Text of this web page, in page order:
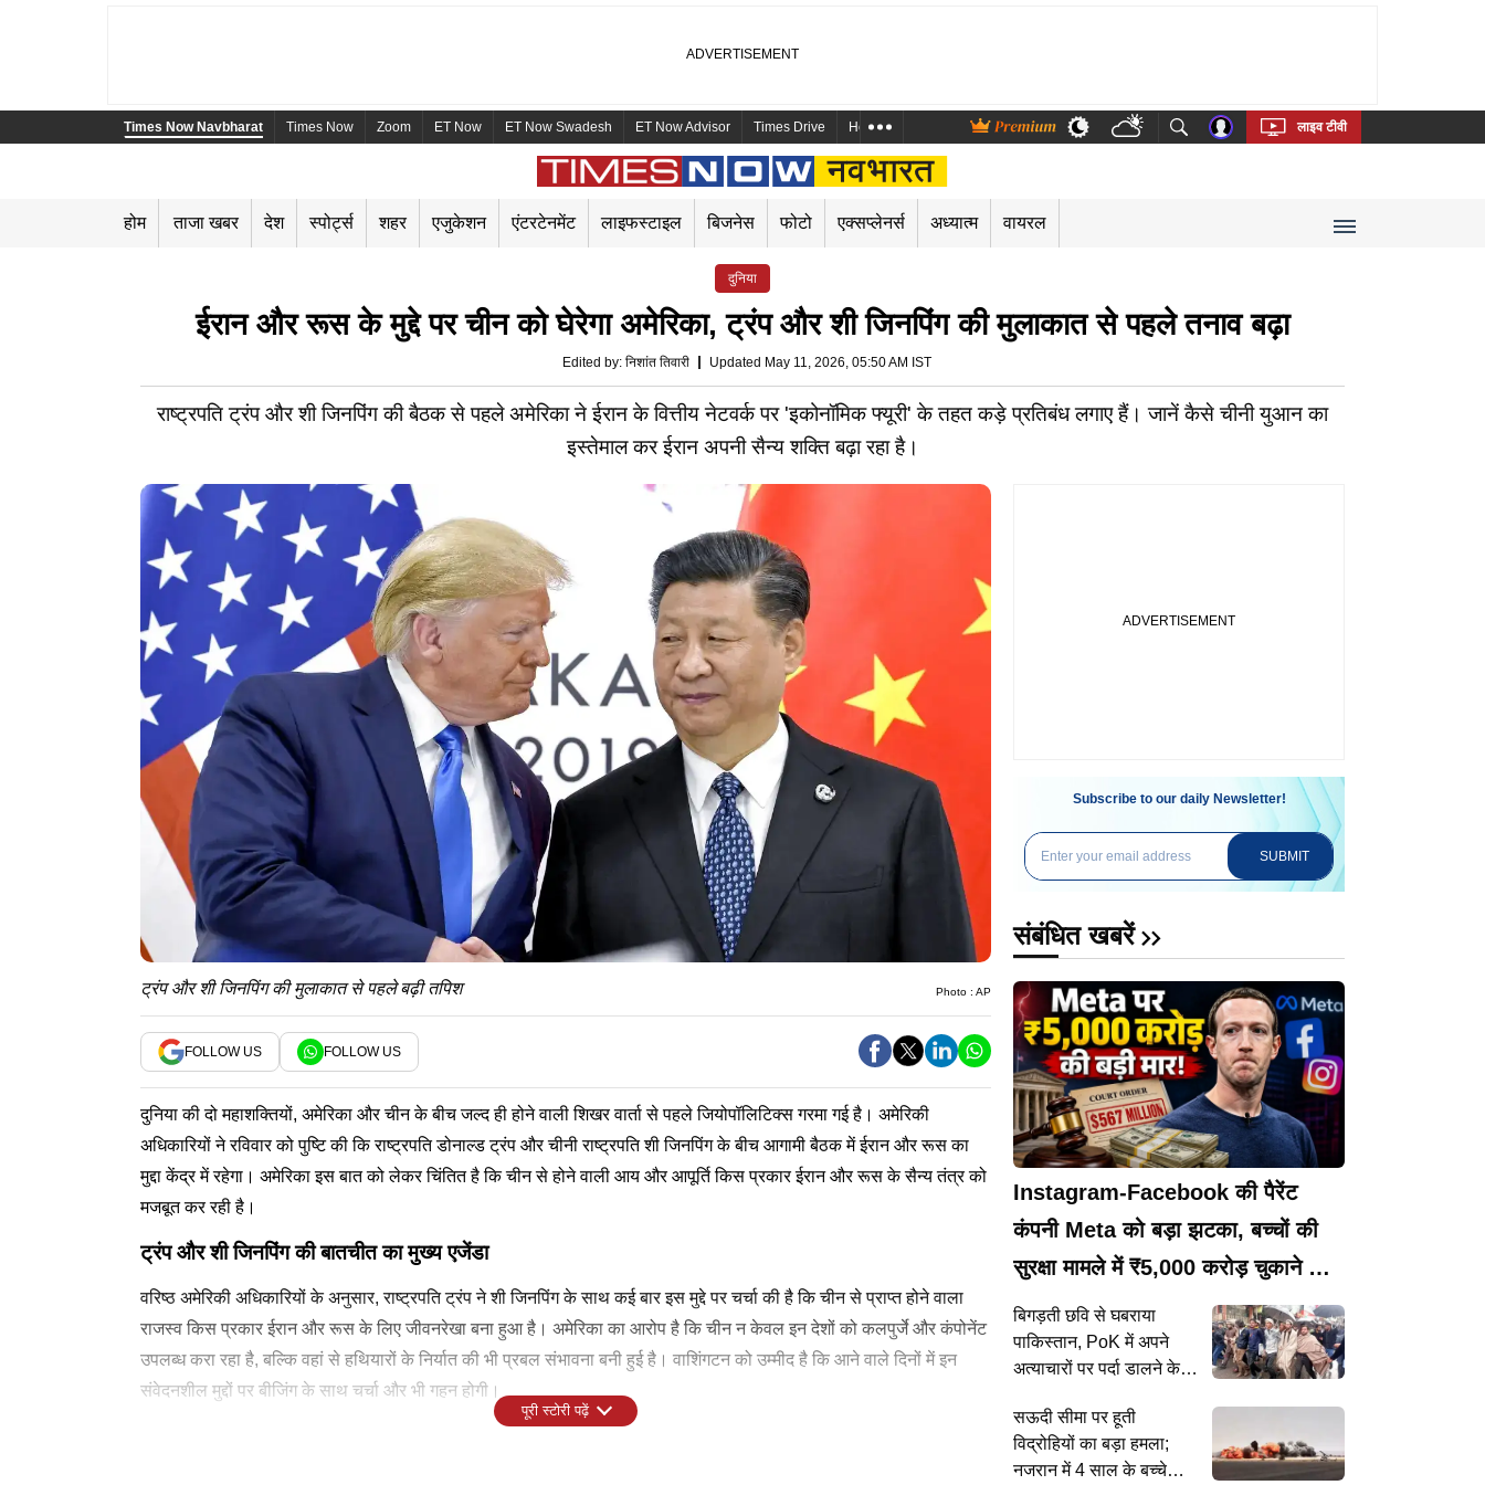
Times Now Navbharat Times Now Zoom ET Now ET Now Swadesh ET Now Advisor Times Drive Health and Me Marathi Bengali Telugu Tamil Kannada Malayalam
लाइव टीवी
होम ताजा खबर देश स्पोर्ट्स शहर एजुकेशन एंटरटेनमेंट लाइफस्टाइल बिजनेस फोटो एक्सप्लेनर्स अध्यात्म वायरल
दुनिया
ईरान और रूस के मुद्दे पर चीन को घेरेगा अमेरिका, ट्रंप और शी जिनपिंग की मुलाकात से पहले तनाव बढ़ा
Edited by: निशांत तिवारी Updated May 11, 2026, 05:50 AM IST
राष्ट्रपति ट्रंप और शी जिनपिंग की बैठक से पहले अमेरिका ने ईरान के वित्तीय नेटवर्क पर 'इकोनॉमिक फ्यूरी' के तहत कड़े प्रतिबंध लगाए हैं। जानें कैसे चीनी युआन का
इस्तेमाल कर ईरान अपनी सैन्य शक्ति बढ़ा रहा है।
ट्रंप और शी जिनपिंग की मुलाकात से पहले बढ़ी तपिश Photo : AP
FOLLOW US FOLLOW US
दुनिया की दो महाशक्तियों, अमेरिका और चीन के बीच जल्द ही होने वाली शिखर वार्ता से पहले जियोपॉलिटिक्स गरमा गई है। अमेरिकी
अधिकारियों ने रविवार को पुष्टि की कि राष्ट्रपति डोनाल्ड ट्रंप और चीनी राष्ट्रपति शी जिनपिंग के बीच आगामी बैठक में ईरान और रूस का
मुद्दा केंद्र में रहेगा। अमेरिका इस बात को लेकर चिंतित है कि चीन से होने वाली आय और आपूर्ति किस प्रकार ईरान और रूस के सैन्य तंत्र को
मजबूत कर रही है।
ट्रंप और शी जिनपिंग की बातचीत का मुख्य एजेंडा
वरिष्ठ अमेरिकी अधिकारियों के अनुसार, राष्ट्रपति ट्रंप ने शी जिनपिंग के साथ कई बार इस मुद्दे पर चर्चा की है कि चीन से प्राप्त होने वाला
राजस्व किस प्रकार ईरान और रूस के लिए जीवनरेखा बना हुआ है। अमेरिका का आरोप है कि चीन न केवल इन देशों को कलपुर्जे और कंपोनेंट
उपलब्ध करा रहा है, बल्कि वहां से हथियारों के निर्यात की भी प्रबल संभावना बनी हुई है। वाशिंगटन को उम्मीद है कि आने वाले दिनों में इन
संवेदनशील मुद्दों पर बीजिंग के साथ चर्चा और भी गहन होगी।
पूरी स्टोरी पढ़ें
Subscribe to our daily Newsletter!
SUBMIT
संबंधित खबरें
Instagram-Facebook की पैरेंट
कंपनी Meta को बड़ा झटका, बच्चों की
सुरक्षा मामले में ₹5,000 करोड़ चुकाने का
आदेश
बिगड़ती छवि से घबराया
पाकिस्तान, PoK में अपने
अत्याचारों पर पर्दा डालने के
किया अपना नेटवर्क
सऊदी सीमा पर हूती
विद्रोहियों का बड़ा हमला;
नजरान में 4 साल के बच्चे